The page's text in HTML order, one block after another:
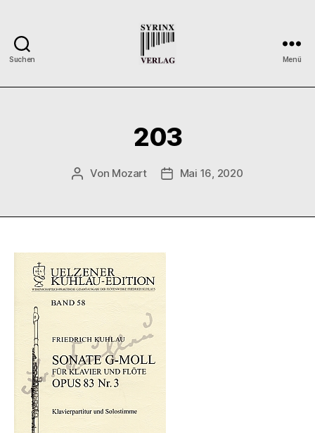
Suchen
Verlag
Verlag
der
Flötisten
Menü
203
Beitragsautor
Von Mozart Veröffentlichungsdatum
Mai 16, 2020